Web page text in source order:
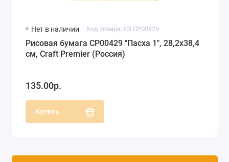
Нет в наличии Код товара: C3 CP00429
Рисовая бумага CP00429 "Пасха 1", 28,2х38,4
см, Craft Premier (Россия)
135.00р.
Купить